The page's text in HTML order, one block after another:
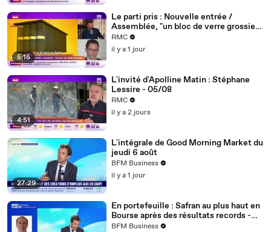
5:15
Le parti pris : Nouvelle entrée /
Assemblée, "un bloc de verre grossier
d'un autre temps qui défigure les quais
de Seine" - 06/08
RMC
il y a 1 jour
4:51
L'invité d'Apolline Matin : Stéphane
Lessire - 05/08
RMC
il y a 2 jours
27:29
L'intégrale de Good Morning Market du
jeudi 6 août
BFM Business
il y a 1 jour
En portefeuille : Safran au plus haut en
Bourse après des résultats records -
06/08
BFM Business